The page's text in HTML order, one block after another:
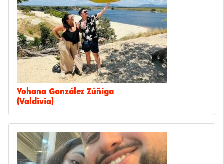
Yohana González Zúñiga
(Valdivia)